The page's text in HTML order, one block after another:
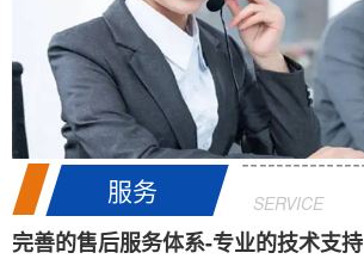
服务 SERVICE
完善的售后服务体系-专业的技术支持